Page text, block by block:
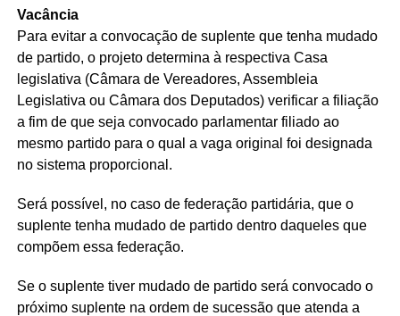
Vacância
Para evitar a convocação de suplente que tenha mudado
de partido, o projeto determina à respectiva Casa
legislativa (Câmara de Vereadores, Assembleia
Legislativa ou Câmara dos Deputados) verificar a filiação
a fim de que seja convocado parlamentar filiado ao
mesmo partido para o qual a vaga original foi designada
no sistema proporcional.
Será possível, no caso de federação partidária, que o
suplente tenha mudado de partido dentro daqueles que
compõem essa federação.
Se o suplente tiver mudado de partido será convocado o
próximo suplente na ordem de sucessão que atenda a